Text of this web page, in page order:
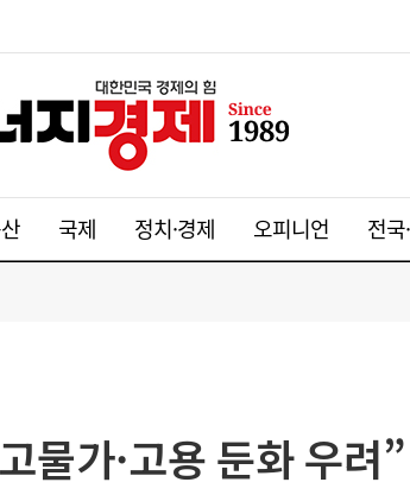
국제 정치·경제 오피니언 전국
물가·고용 둔화 우려”
19:27